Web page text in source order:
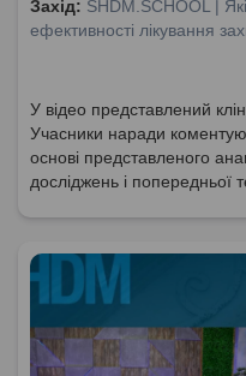
Захід: SHDM.SCHOOL |
ефективності лікування
У відео представлений
Учасники наради
основі представленого
досліджень і попередньої